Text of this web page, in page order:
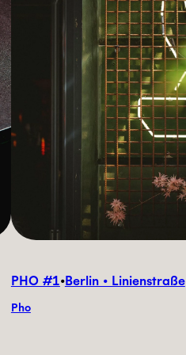
PHO #1•Berlin • Linienstraße
Pho